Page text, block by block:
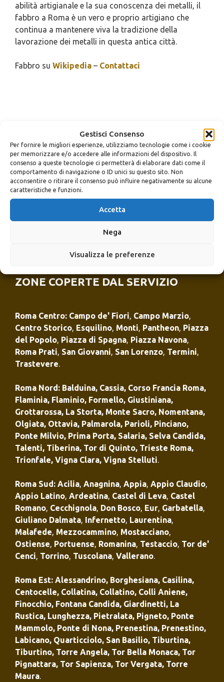
Gestisci Consenso
Per fornire le migliori esperienze, utilizziamo tecnologie come i cookie
per memorizzare e/o accedere alle informazioni del dispositivo. Il
consenso a queste tecnologie ci permetterà di elaborare dati come il
comportamento di navigazione o ID unici su questo sito. Non
acconsentire o ritirare il consenso può influire negativamente su alcune
caratteristiche e funzioni.
Accetta
Nega
Visualizza le preferenze
abilità artigianale e la sua conoscenza dei metalli, il
fabbro a Roma è un vero e proprio artigiano che
continua a mantenere viva la tradizione della
lavorazione dei metalli in questa antica città.
Fabbro su Wikipedia – Contattaci
Vuoi ricevere maggiori
informazioni?
Richiedi un preventivo
ZONE COPERTE DAL SERVIZIO
Roma Centro: Campo de' Fiori, Campo Marzio,
Centro Storico, Esquilino, Monti, Pantheon, Piazza
del Popolo, Piazza di Spagna, Piazza Navona,
Roma Prati, San Giovanni, San Lorenzo, Termini,
Trastevere.
Roma Nord: Balduina, Cassia, Corso Francia Roma,
Flaminia, Flaminio, Formello, Giustiniana,
Grottarossa, La Storta, Monte Sacro, Nomentana,
Olgiata, Ottavia, Palmarola, Parioli, Pinciano,
Ponte Milvio, Prima Porta, Salaria, Selva Candida,
Talenti, Tiberina, Tor di Quinto, Trieste Roma,
Trionfale, Vigna Clara, Vigna Stelluti.
Roma Sud: Acilia, Anagnina, Appia, Appio Claudio,
Appio Latino, Ardeatina, Castel di Leva, Castel
Romano, Cecchignola, Don Bosco, Eur, Garbatella,
Giuliano Dalmata, Infernetto, Laurentina,
Malafede, Mezzocammino, Mostacciano,
Ostiense, Portuense, Romanina, Testaccio, Tor de'
Cenci, Torrino, Tuscolana, Vallerano.
Roma Est: Alessandrino, Borghesiana, Casilina,
Centocelle, Collatina, Collatino, Colli Aniene,
Finocchio, Fontana Candida, Giardinetti, La
Rustica, Lunghezza, Pietralata, Pigneto, Ponte
Mammolo, Ponte di Nona, Prenestina, Prenestino,
Labicano, Quarticciolo, San Basilio, Tiburtina,
Tiburtino, Torre Angela, Tor Bella Monaca, Tor
Pignattara, Tor Sapienza, Tor Vergata, Torre
Maura.